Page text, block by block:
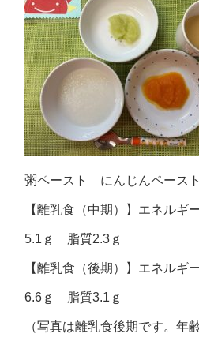
粥ペースト にんじんペース
【離乳食（中期）】エネル
5.1ｇ 脂質2.3ｇ
【離乳食（後期）】エネル
6.6ｇ 脂質3.1ｇ
（写真は離乳食後期です。年